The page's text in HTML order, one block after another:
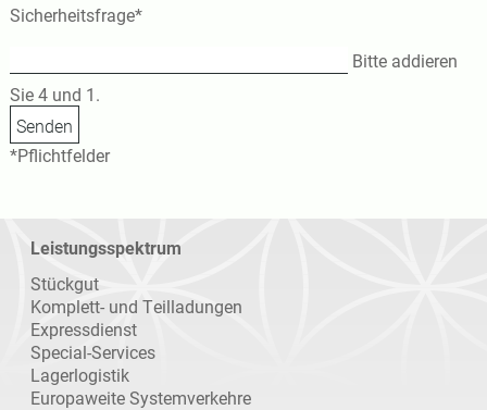
Pflichtfeld
Sicherheitsfrage*
Bitte addieren
Sie 4 und 1.
*Pflichtfelder
Leistungsspektrum
Navigation
überspringen
Stückgut
Komplett- und Teilladungen
Expressdienst
Special-Services
Lagerlogistik
Europaweite Systemverkehre